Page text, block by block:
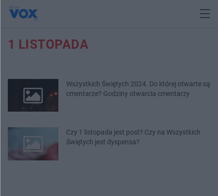
1 LISTOPADA
Wszystkich Świętych 2024. Do której otwarte są
cmentarze? Godziny otwarcia cmentarzy
Czy 1 listopada jest post? Czy na Wszystkich
Świętych jest dyspensa?